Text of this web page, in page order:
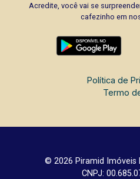
Acredite, você vai se
cafezinho em
Política de
Termo
© 2026 Piramid Imóveis
CNPJ: